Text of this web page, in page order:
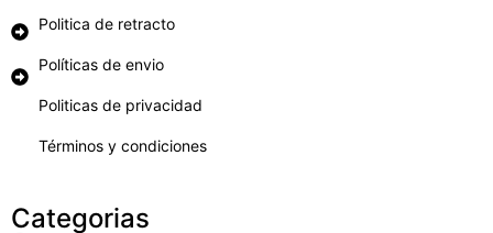
Politica de retracto
Políticas de envio
Politicas de privacidad
Términos y condiciones
Categorias